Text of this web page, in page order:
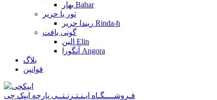
بهار Bahar
تور یا حریر
ریندا حریر Rinda-h
گونی بافت
الین Elin
آنگورا Angora
بلاگ
قوانین
فـروشــــگـاه ایـنـتـرنـتــی پارچه ایپک چی